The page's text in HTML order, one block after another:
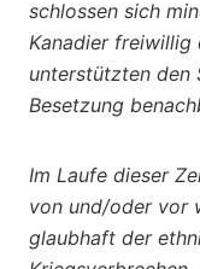
schlossen sich
Kanadier freiwillig
unterstützten den
Besetzung
Im Laufe dieser
von und/oder vor
glaubhaft der